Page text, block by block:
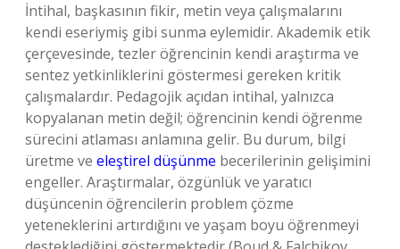
İntihal, başkasının fikir, metin veya çalışmalarını
kendi eseriymiş gibi sunma eylemidir. Akademik etik
çerçevesinde, tezler öğrencinin kendi araştırma ve
sentez yetkinliklerini göstermesi gereken kritik
çalışmalardır. Pedagojik açıdan intihal, yalnızca
kopyalanan metin değil; öğrencinin kendi öğrenme
sürecini atlaması anlamına gelir. Bu durum, bilgi
üretme ve eleştirel düşünme becerilerinin gelişimini
engeller. Araştırmalar, özgünlük ve yaratıcı
düşüncenin öğrencilerin problem çözme
yeteneklerini artırdığını ve yaşam boyu öğrenmeyi